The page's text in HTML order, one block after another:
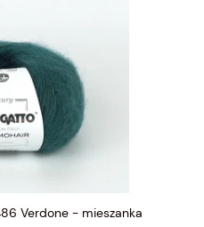
Verdone - mieszanka